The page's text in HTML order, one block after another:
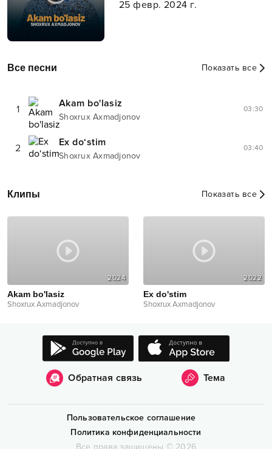
25 февр. 2024 г.
Все песни Показать все
1 Akam bo'lasiz
Shoxrux Axmadjonov
03:30
2 Ex do‘stim
Shoxrux Axmadjonov
03:40
Клипы Показать все
2024
Akam bo'lasiz
Shoxrux Axmadjonov
2022
Ex do'stim
Shoxrux Axmadjonov
Обратная связь Тема
Пользовательское соглашение
Политика конфиденциальности
Все права защищены © 2026